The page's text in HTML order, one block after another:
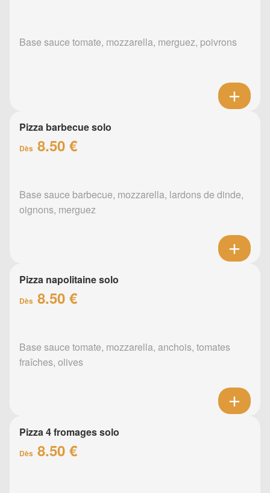
Base sauce tomate, mozzarella, merguez, poivrons
Pizza barbecue solo
Dès 8.50 €
Base sauce barbecue, mozzarella, lardons de dinde,
oignons, merguez
Pizza napolitaine solo
Dès 8.50 €
Base sauce tomate, mozzarella, anchois, tomates
fraîches, olives
Pizza 4 fromages solo
Dès 8.50 €